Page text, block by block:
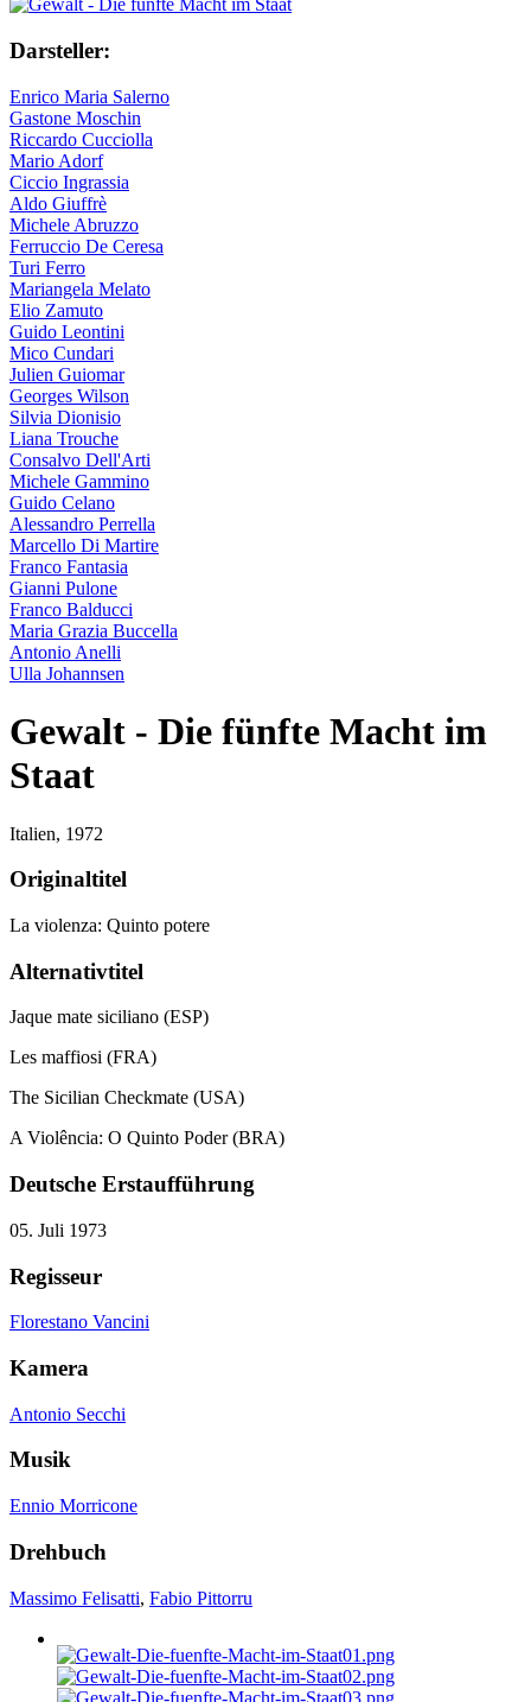
Darsteller:
Enrico Maria Salerno
Gastone Moschin
Riccardo Cucciolla
Mario Adorf
Ciccio Ingrassia
Aldo Giuffrè
Michele Abruzzo
Ferruccio De Ceresa
Turi Ferro
Mariangela Melato
Elio Zamuto
Guido Leontini
Mico Cundari
Julien Guiomar
Georges Wilson
Silvia Dionisio
Liana Trouche
Consalvo Dell'Arti
Michele Gammino
Guido Celano
Alessandro Perrella
Marcello Di Martire
Franco Fantasia
Gianni Pulone
Franco Balducci
Maria Grazia Buccella
Antonio Anelli
Ulla Johannsen
Gewalt - Die fünfte Macht im
Staat
Italien, 1972
Originaltitel
La violenza: Quinto potere
Alternativtitel
Jaque mate siciliano (ESP)
Les maffiosi (FRA)
The Sicilian Checkmate (USA)
A Violência: O Quinto Poder (BRA)
Deutsche Erstaufführung
05. Juli 1973
Regisseur
Florestano Vancini
Kamera
Antonio Secchi
Musik
Ennio Morricone
Drehbuch
Massimo Felisatti, Fabio Pittorru